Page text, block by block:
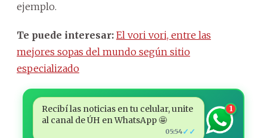
ejemplo.
Te puede interesar: El vori vori, entre las
mejores sopas del mundo según sitio
especializado
Recibí las noticias en tu celular, unite
al canal de ÚH en WhatsApp 🤩
05:54✓✓
1